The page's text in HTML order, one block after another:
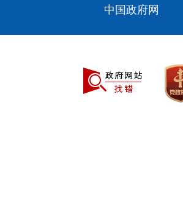
中国政府网